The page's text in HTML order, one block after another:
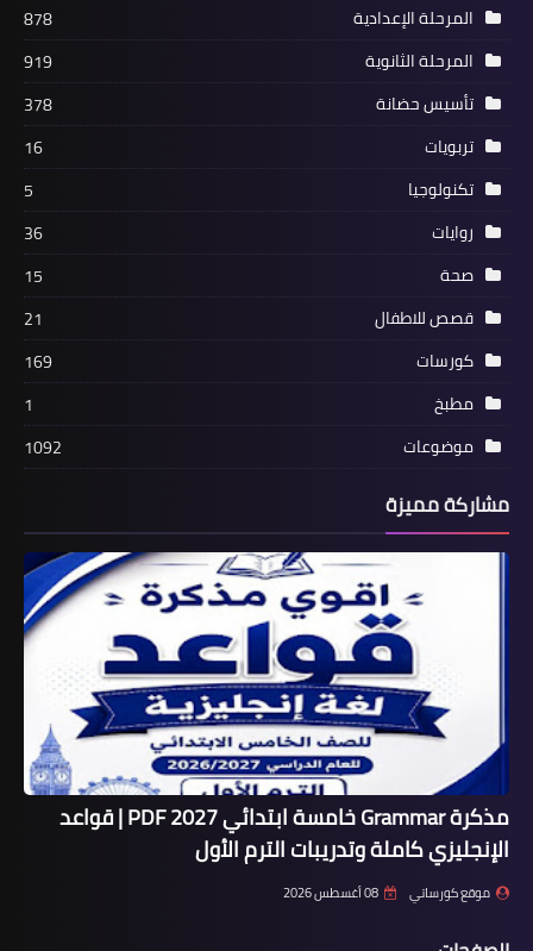
المرحلة الإعدادية
878
المرحلة الثانوية
919
تأسيس حضانة
378
تربويات
16
تكنولوجيا
5
روايات
36
صحة
15
قصص للاطفال
21
كورسات
169
مطبخ
1
موضوعات
1092
مشاركة مميزة
مذكرة Grammar خامسة ابتدائي 2027 PDF | قواعد
الإنجليزي كاملة وتدريبات الترم الأول
موقع كورساتي 08 أغسطس 2026